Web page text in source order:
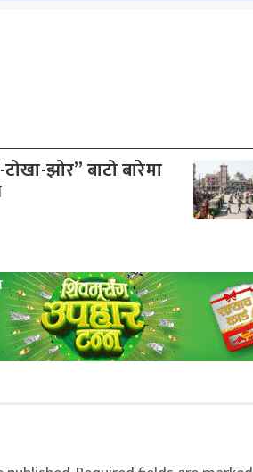
झोर” बाटो बारेमा